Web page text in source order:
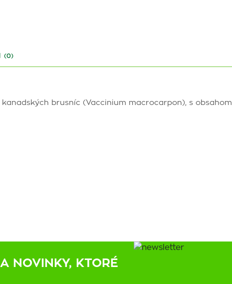
(0)
brusníc (Vaccinium macrocarpon), s obsahom
NOVINKY, KTORÉ